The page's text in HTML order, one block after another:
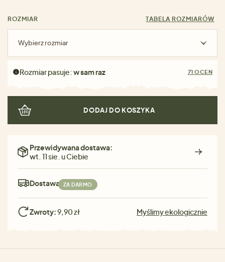
ROZMIAR TABELA ROZMIARÓW
Wybierz rozmiar
Rozmiar pasuje:w sam raz 71 OCEN
DODAJ DO KOSZYKA
Przewidywana dostawa:
wt. 11 sie. u Ciebie
Dostawa: ZA DARMO
Zwroty:9,90 zł Myślimy ekologicznie